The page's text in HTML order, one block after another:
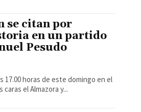
se citan por
en un partido
Pesudo
17.00 horas de este domingo en el
el Almazora y...